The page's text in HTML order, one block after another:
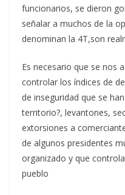
funcionarios, se dieron
señalar a muchos de la
denominan la 4T,son
Es necesario que se nos
controlar los índices de
de inseguridad que se
territorio?, levantones,
extorsiones a
de algunos presidentes
organizado y que
pueblo